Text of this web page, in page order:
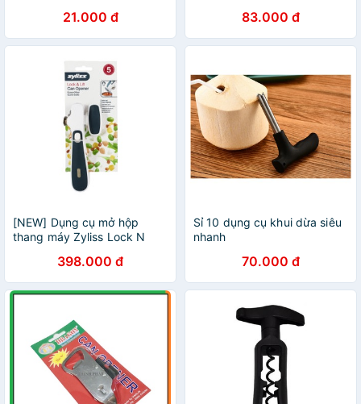
21.000 đ
330ml+150ml - Nắp màu
đỏ-LLS213R
83.000 đ
[NEW] Dụng cụ mở hộp
thang máy Zyliss Lock N
được thiết kế nhỏ gọn tiện
lợi
398.000 đ
Sỉ 10 dụng cụ khui dừa siêu
nhanh
70.000 đ